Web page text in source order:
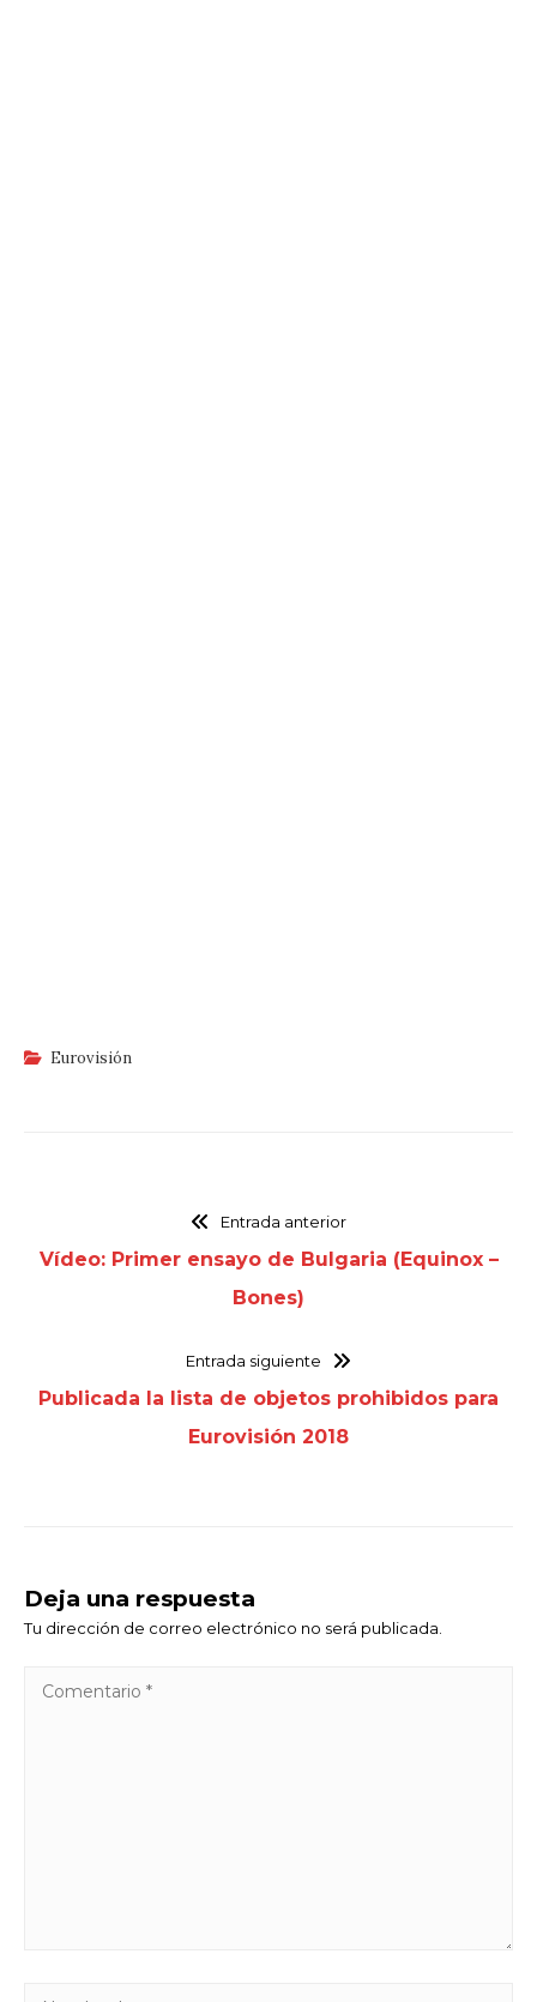
Eurovisión
Entrada anterior
Vídeo: Primer ensayo de Bulgaria (Equinox –
Bones)
Entrada siguiente
Publicada la lista de objetos prohibidos para
Eurovisión 2018
Deja una respuesta
Tu dirección de correo electrónico no será publicada.